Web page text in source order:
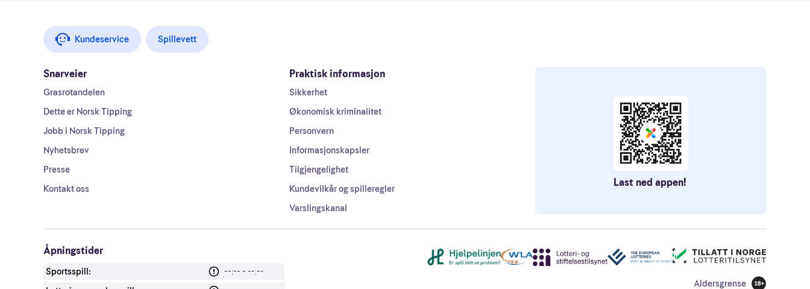
Kundeservice Spillevett
Snarveier
Grasrotandelen
Dette er Norsk Tipping
Jobb i Norsk Tipping
Nyhetsbrev
Presse
Kontakt oss
Praktisk informasjon
Sikkerhet
Økonomisk kriminalitet
Personvern
Informasjonskapsler
Tilgjengelighet
Kundevilkår og spilleregler
Varslingskanal
Last ned appen!
Åpningstider
Sportsspill:
--:-- - --:--
Aldersgrense